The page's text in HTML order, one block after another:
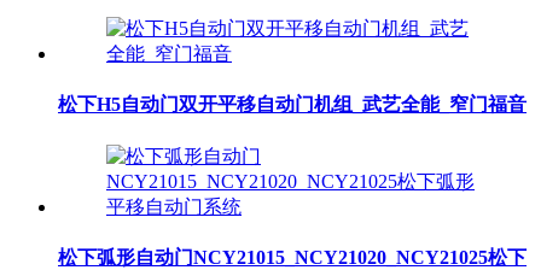
松下H5自动门双开平移自动门机组_武艺全能_窄门福音
松下弧形自动门NCY21015_NCY21020_NCY21025松下